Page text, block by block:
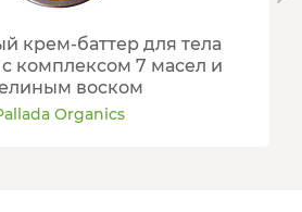
крем-баттер для тела
с комплексом 7 масел и
воском
Organics